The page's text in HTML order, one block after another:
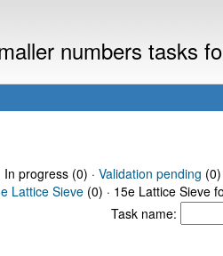
numbers tasks
progress (0) · Validation pending (0)
Lattice Sieve (0) · 15e Lattice Sieve
Task name: